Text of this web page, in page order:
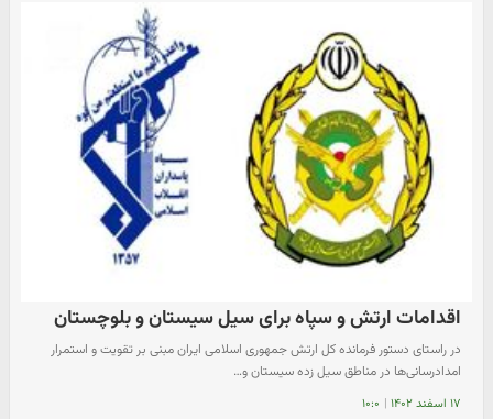
اقدامات ارتش و سپاه برای سیل سیستان و بلوچستان
در راستای دستور فرمانده کل ارتش جمهوری اسلامی ایران مبنی بر تقویت و استمرار
امدادرسانی‌ها در مناطق سیل زده سیستان و…
۱۷ اسفند ۱۴۰۲ | ۱۰:۰